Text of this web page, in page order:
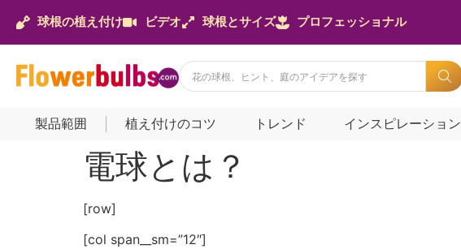
球根の植え付け ビデオ 球根とサイズ プロフェッショナル
製品範囲 植え付けのコツ トレンド インスピレーション
電球とは？
[row]
[col span__sm=”12″]